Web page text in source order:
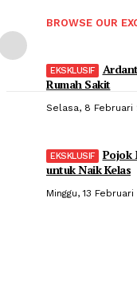
BROWSE OUR
Rumah Sakit
Selasa, 8 Februari
Pojok
untuk Naik Kelas
Minggu, 13